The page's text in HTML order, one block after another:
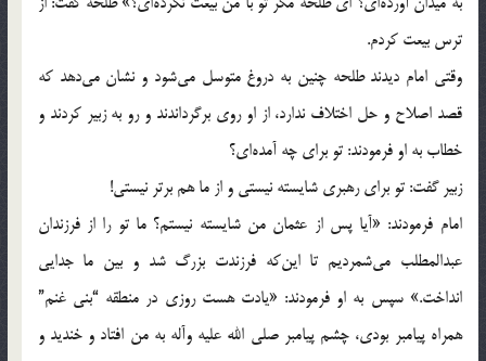
ترس بیعت كردم.
وقتی امام دیدند طلحه چنین به دروغ متوسل می‌شود و نشان می‌دهد كه
قصد اصلاح و حل اختلاف ندارد، از او روی برگرداندند و رو به زبیر كردند و
خطاب به او فرمودند: تو برای چه آمده‌ای؟
زبیر گفت: تو برای رهبری شایسته نیستی و از ما هم برتر نیستی!
امام فرمودند: «آیا پس از عثمان من شایسته نیستم؟ ما تو را از فرزندان
عبدالمطلب می‌شمردیم تا این‌كه فرزندت بزرگ شد و بین ما جدایی
انداخت.» سپس به او فرمودند: «یادت هست روزی در منطقه “بنی غنم”
همراه پیامبر بودی، چشم پیامبر صلی الله علیه وآله به من افتاد و خندید و